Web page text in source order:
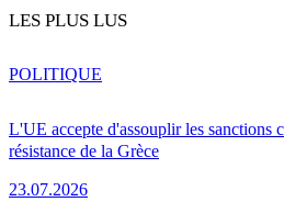
LES PLUS LUS
L'UE accepte d'assouplir les sanctions
résistance de la Grèce
23.07.2026
POLITIQUE